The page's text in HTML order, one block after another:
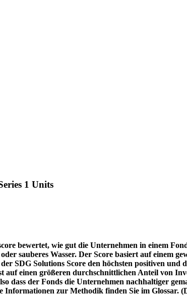
1 Units
bewertet, wie gut die Unternehmen in einem
sauberes Wasser. Der Score basiert auf einem
SDG Solutions Score den höchsten positiven
auf einen größeren durchschnittlichen Anteil von
dass der Fonds die Unternehmen nachhaltiger
Informationen zur Methodik finden Sie im Glossar.